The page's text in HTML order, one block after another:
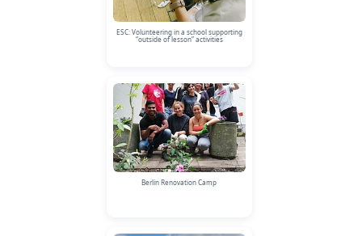
ESC: Volunteering in a school supporting
“outside of lesson” activities
Berlin Renovation Camp